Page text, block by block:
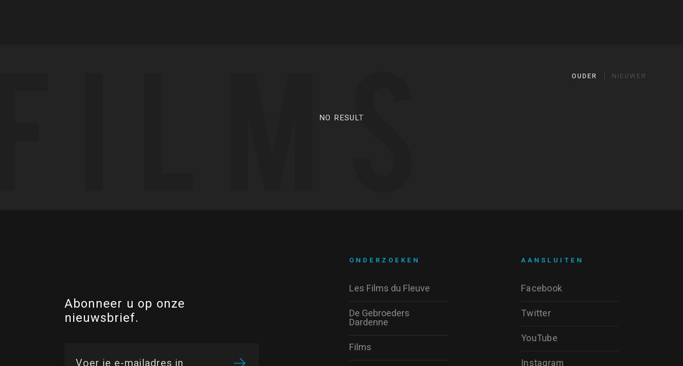
OUDER NIEUWER
NO RESULT
Abonneer u op onze
nieuwsbrief.
AANSLUITEN
Facebook
Twitter
YouTube
Instagram
ONDERZOEKEN
Les Films du Fleuve
De Gebroeders
Dardenne
Films